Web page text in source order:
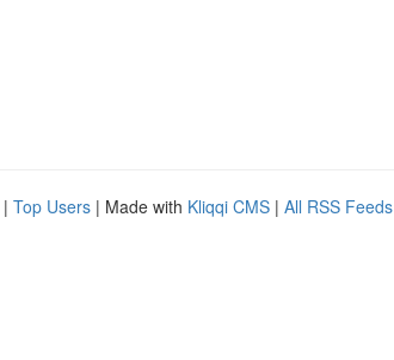
| Top Users | Made with Kliqqi CMS | All RSS Feeds